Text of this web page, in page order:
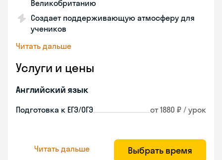
Великобританию
Создает поддерживающую атмосферу для
учеников
Читать дальше
Услуги и цены
Английский язык
Подготовка к ЕГЭ/ОГЭ от 1880 ₽ / урок
Читать дальше Выбрать время